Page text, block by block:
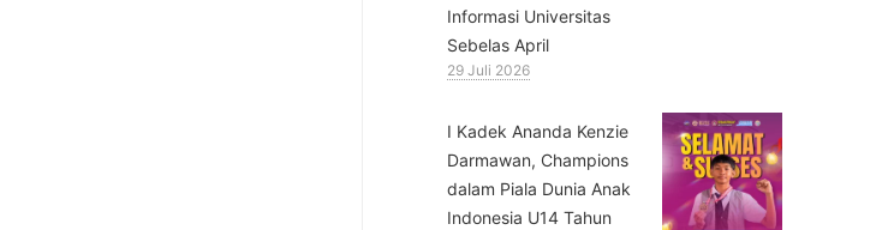
Informasi Universitas
Sebelas April
29 Juli 2026
⁠I Kadek Ananda Kenzie
Darmawan, Champions
dalam Piala Dunia Anak
Indonesia U14 Tahun